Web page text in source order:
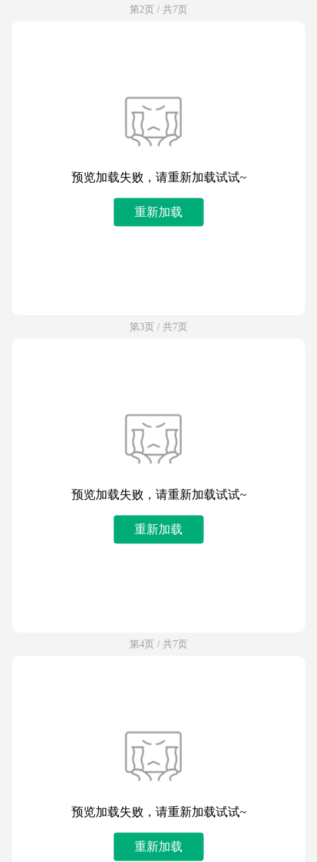
第2页 / 共7页
预览加载失败，请重新加载试试~
重新加载
第3页 / 共7页
预览加载失败，请重新加载试试~
重新加载
第4页 / 共7页
预览加载失败，请重新加载试试~
重新加载